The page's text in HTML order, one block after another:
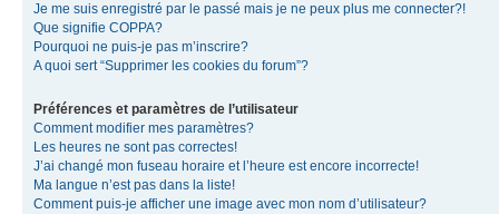
Je me suis enregistré par le passé mais je ne peux plus me connecter?!
Que signifie COPPA?
Pourquoi ne puis-je pas m’inscrire?
A quoi sert “Supprimer les cookies du forum”?
Préférences et paramètres de l’utilisateur
Comment modifier mes paramètres?
Les heures ne sont pas correctes!
J’ai changé mon fuseau horaire et l’heure est encore incorrecte!
Ma langue n’est pas dans la liste!
Comment puis-je afficher une image avec mon nom d’utilisateur?